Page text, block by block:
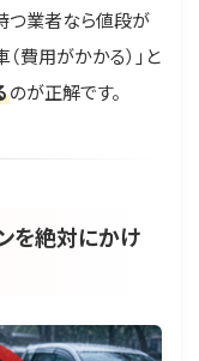
つ業者なら値段が
費用がかかる）」と
のが正解です。
を絶対にかけ